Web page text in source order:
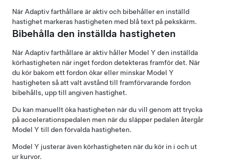
När Adaptiv farthållare är aktiv och bibehåller en inställd
hastighet markeras hastigheten med blå text på pekskärm.
Bibehålla den inställda hastigheten
När Adaptiv farthållare är aktiv håller Model Y den inställda
körhastigheten när inget fordon detekteras framför det. När
du kör bakom ett fordon ökar eller minskar Model Y
hastigheten så att valt avstånd till framförvarande fordon
bibehålls, upp till angiven hastighet.
Du kan manuellt öka hastigheten när du vill genom att trycka
på accelerationspedalen men när du släpper pedalen återgår
Model Y till den förvalda hastigheten.
Model Y justerar även körhastigheten när du kör in i och ut
ur kurvor.